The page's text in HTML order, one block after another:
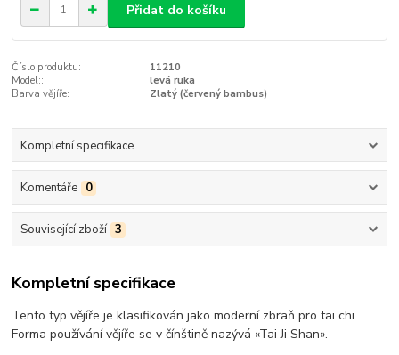
Přidat do košíku
Číslo produktu:
11210
Model::
levá ruka
Barva vějíře:
Zlatý (červený bambus)
Kompletní specifikace
Komentáře 0
Související zboží 3
Kompletní specifikace
Tento typ vějíře je klasifikován jako moderní zbraň pro tai chi.
Forma používání vějíře se v čínštině nazývá «Tai Ji Shan».